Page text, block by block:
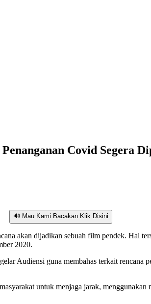
Covid Segera
🔊 Mau Kami Bacakan Klik Disini
akan dijadikan sebuah film pendek. Hal
2020.
Audiensi guna membahas terkait rencana
untuk menjaga jarak,